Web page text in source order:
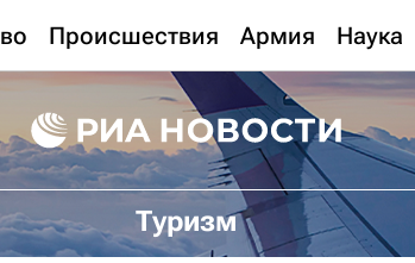
Происшествия Армия Наука
Туризм